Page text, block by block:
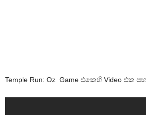
Temple Run: Oz Game එකෙහි Video එක